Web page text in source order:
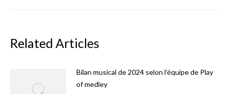
Related Articles
Bilan musical de 2024 selon l’équipe de Play
of medley